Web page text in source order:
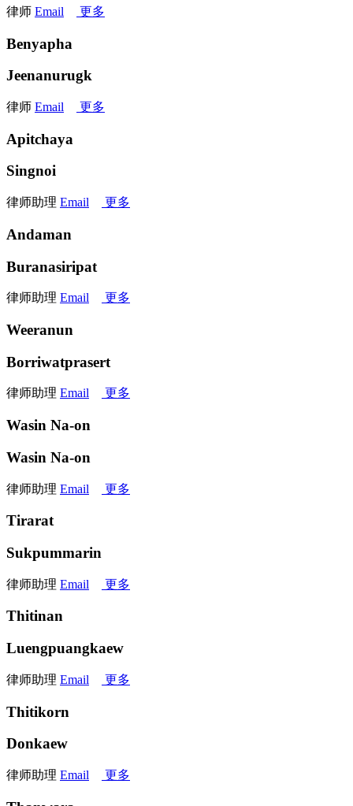
律师 Email 更多
Benyapha
Jeenanurugk
律师 Email 更多
Apitchaya
Singnoi
律师助理 Email 更多
Andaman
Buranasiripat
律师助理 Email 更多
Weeranun
Borriwatprasert
律师助理 Email 更多
Wasin Na-on
Wasin Na-on
律师助理 Email 更多
Tirarat
Sukpummarin
律师助理 Email 更多
Thitinan
Luengpuangkaew
律师助理 Email 更多
Thitikorn
Donkaew
律师助理 Email 更多